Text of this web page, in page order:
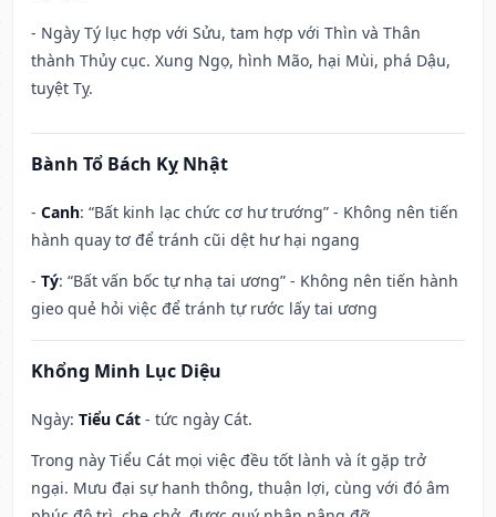
- Ngày Tý lục hợp với Sửu, tam hợp với Thìn và Thân
thành Thủy cục. Xung Ngọ, hình Mão, hại Mùi, phá Dậu,
tuyệt Tỵ.
Bành Tổ Bách Kỵ Nhật
- Canh: “Bất kinh lạc chức cơ hư trướng” - Không nên tiến
hành quay tơ để tránh cũi dệt hư hại ngang
- Tý: “Bất vấn bốc tự nhạ tai ương” - Không nên tiến hành
gieo quẻ hỏi việc để tránh tự rước lấy tai ương
Khổng Minh Lục Diệu
Ngày: Tiểu Cát - tức ngày Cát.
Trong này Tiểu Cát mọi việc đều tốt lành và ít gặp trở
ngại. Mưu đại sự hanh thông, thuận lợi, cùng với đó âm